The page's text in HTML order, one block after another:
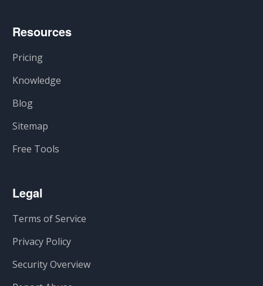
Resources
Pricing
Knowledge
Blog
Sitemap
Free Tools
Legal
Terms of Service
Privacy Policy
Security Overview